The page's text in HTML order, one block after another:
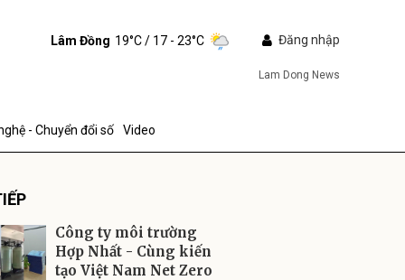
Lâm Đồng 19°C/ 17 - 23°C Đăng nhập
Lam Dong News
- Chuyển đổi số Video
Công ty môi trường
Hợp Nhất - Cùng kiến
tạo Việt Nam Net Zero